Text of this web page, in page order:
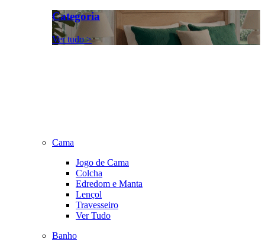
Categoria
Ver tudo >
Cama
Jogo de Cama
Colcha
Edredom e Manta
Lençol
Travesseiro
Ver Tudo
Banho